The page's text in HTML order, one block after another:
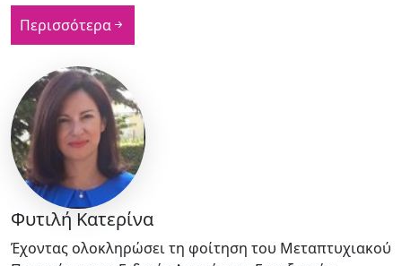
Περισσότερα
Φυτιλή Κατερίνα
Έχοντας ολοκληρώσει τη φοίτηση του Μεταπτυχιακού